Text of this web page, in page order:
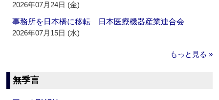
2026年07月24日 (金)
事務所を日本橋に移転 日本医療機器産業連合会
2026年07月15日 (水)
もっと見る »
無季言